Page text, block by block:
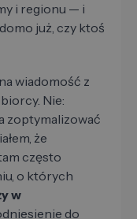
i regionu — i
już, czy ktoś
wiadomość z
Nie:
zoptymalizować
że
często
o których
w
do